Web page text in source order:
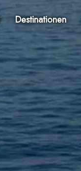
Destinationen